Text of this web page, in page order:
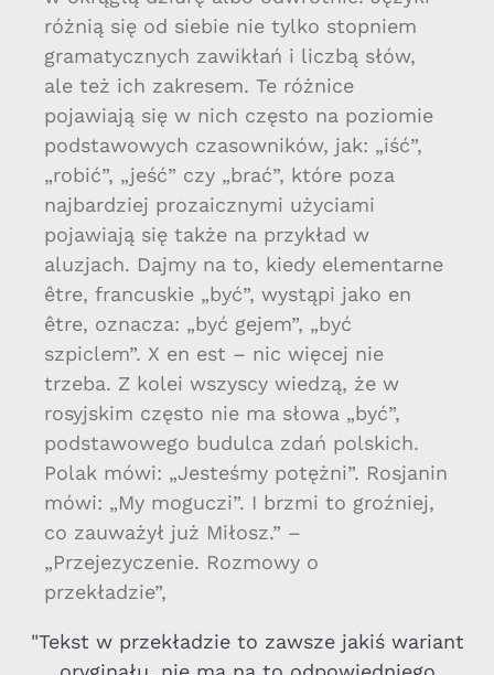
różnią się od siebie nie tylko stopniem
gramatycznych zawikłań i liczbą słów,
ale też ich zakresem. Te różnice
pojawiają się w nich często na poziomie
podstawowych czasowników, jak: „iść”,
„robić”, „jeść” czy „brać”, które poza
najbardziej prozaicznymi użyciami
pojawiają się także na przykład w
aluzjach. Dajmy na to, kiedy elementarne
être, francuskie „być”, wystąpi jako en
être, oznacza: „być gejem”, „być
szpiclem”. X en est – nic więcej nie
trzeba. Z kolei wszyscy wiedzą, że w
rosyjskim często nie ma słowa „być”,
podstawowego budulca zdań polskich.
Polak mówi: „Jesteśmy potężni”. Rosjanin
mówi: „My moguczi”. I brzmi to groźniej,
co zauważył już Miłosz.” –
„Przejezyczenie. Rozmowy o
przekładzie”,
"Tekst w przekładzie to zawsze jakiś wariant